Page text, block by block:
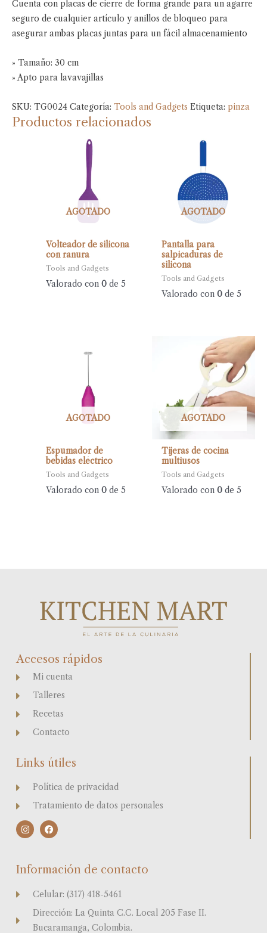
Cuenta con placas de cierre de forma grande para un agarre
seguro de cualquier artículo y anillos de bloqueo para
asegurar ambas placas juntas para un fácil almacenamiento
» Tamaño: 30 cm
» Apto para lavavajillas
SKU: TG0024 Categoría: Tools and Gadgets Etiqueta: pinza
Productos relacionados
AGOTADO
Volteador de silicona
con ranura
Tools and Gadgets
Valorado con0 de 5
AGOTADO
Pantalla para
salpicaduras de
silicona
Tools and Gadgets
Valorado con 0de 5
AGOTADO
Espumador de
bebidas eléctrico
Tools and Gadgets
Valorado con0 de 5
AGOTADO
Tijeras de cocina
multiusos
Tools and Gadgets
Valorado con 0de 5
Accesos rápidos
Mi cuenta
Talleres
Recetas
Contacto
Links útiles
Política de privacidad
Tratamiento de datos personales
I
n
g
F
a
o
k
Información de contacto
Celular: (317) 418-5461
Dirección: La Quinta C.C. Local 205 Fase II.
Bucaramanga, Colombia.